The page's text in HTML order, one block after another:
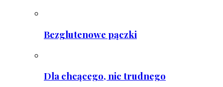
Bezglutenowe pączki
Dla chcącego, nic trudnego